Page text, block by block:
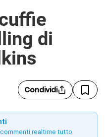
di
Condividi
realtime tutto